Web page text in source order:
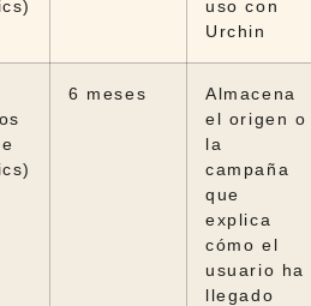
uso con
Urchin
6 meses
Almacena
el origen o
la
campaña
que
explica
cómo el
usuario ha
llegado